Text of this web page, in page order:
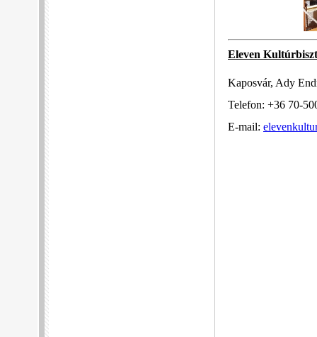
Eleven
Kaposvár, Ady
Telefon: +36 70-
E-mail: